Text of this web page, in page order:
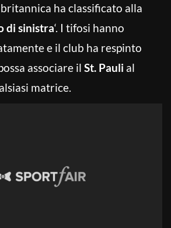
ha classificato alla
di sinistra‘. I tifosi hanno
e il club ha respinto
associare il St. Pauli al
matrice.